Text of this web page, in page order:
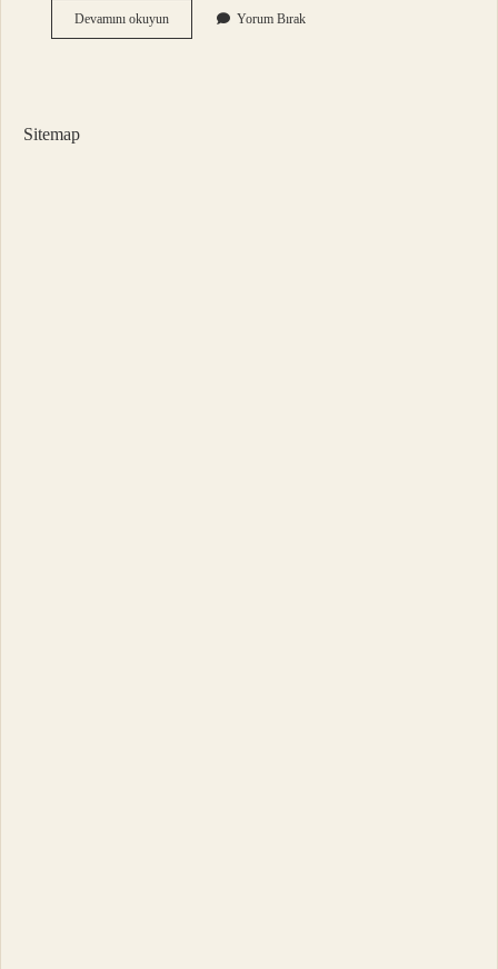
Devamını okuyunKarabalçık
Köyü
Yorum Bırak
Sitemap